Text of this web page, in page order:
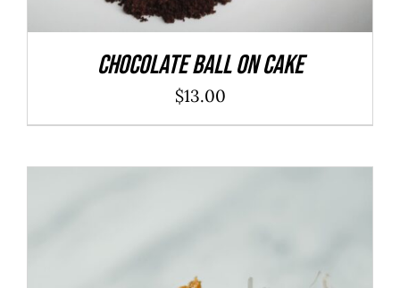
Chocolate Ball On Cake
$13.00